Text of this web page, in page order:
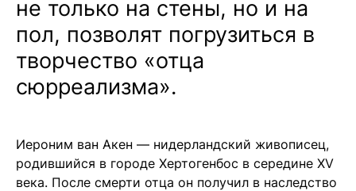
не только на стены, но и на
пол, позволят погрузиться в
творчество «отца
сюрреализма».
Иероним ван Акен — нидерландский живописец,
родившийся в городе Хертогенбос в середине XV
века. После смерти отца он получил в наследство